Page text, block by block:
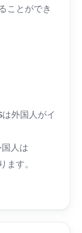
ことができ
は外国人がイ
人は
ます。